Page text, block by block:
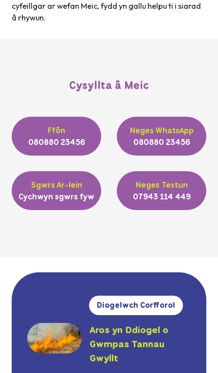
cyfeillgar ar wefan Meic, fydd yn gallu helpu ti i siarad
â rhywun.
Cysyllta â Meic
Ffôn
080880 23456
Neges WhatsApp
080880 23456
Sgwrs Ar-lein
Cychwyn sgwrs fyw
Neges Testun
07943 114 449
Diogelwch Corfforol
Aros yn Ddiogel o
Gwmpas Tannau
Gwyllt